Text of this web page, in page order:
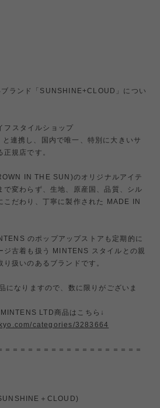
ランド「SUNSHINE+CLOUD」につい
フスタイルショップ
連携し、国内で唯一、特別に大きいサ
規店です。
IN THE SUN)のオリジナルアイテ
で変わらず、生地、原産国、品質、シル
こだわり、丁寧に製作された MADE IN
のポップアップストアも定期的に
ジ古着も扱う MINTENS スタイルとの親
扱いのあるブランドです。
になりますので、数に限りがございま
LTD商品はこちら↓
categories/3283664
＝＝＝＝＝＝＝＝＝＝＝＝＝＝＝＝＝＝
＋CLOUD)